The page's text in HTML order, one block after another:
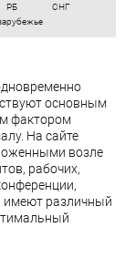
РБ
СНГ
основным
фактором
На сайте
возле
рабочих,
имеют различный